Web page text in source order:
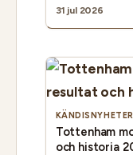
31 jul 2026
KÄNDISNYHETER
Tottenham
och historia